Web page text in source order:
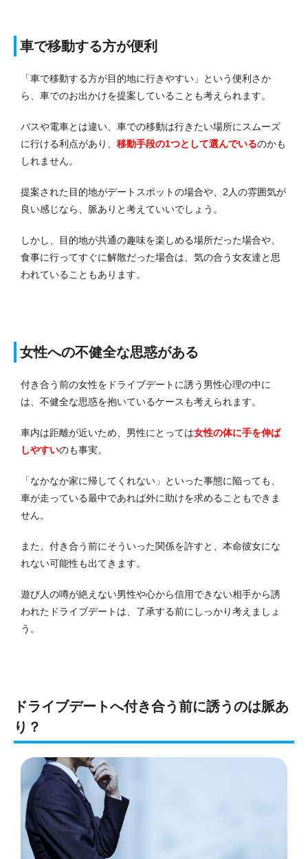
車で移動する方が便利
「車で移動する方が目的地に行きやすい」という便利さか
ら、車でのお出かけを提案していることも考えられます。
バスや電車とは違い、車での移動は行きたい場所にスムーズ
に行ける利点があり、 移動手段の1つとして選んでいるのかも
しれません。
提案された目的地がデートスポットの場合や、2人の雰囲気が
良い感じなら、脈ありと考えていいでしょう。
しかし、目的地が共通の趣味を楽しめる場所だった場合や、
食事に行ってすぐに解散だった場合は、気の合う女友達と思
われていることもあります。
女性への不健全な思惑がある
付き合う前の女性をドライブデートに誘う男性心理の中に
は、不健全な思惑を抱いているケースも考えられます。
車内は距離が近いため、男性にとっては女性の体に手を伸ば
しやすいのも事実。
「なかなか家に帰してくれない」といった事態に陥っても、
車が走っている最中であれば外に助けを求めることもできま
せん。
また、付き合う前にそういった関係を許すと、本命彼女にな
れない可能性も出てきます。
遊び人の噂が絶えない男性や心から信用できない相手から誘
われたドライブデートは、了承する前にしっかり考えましょ
う。
ドライブデートへ付き合う前に誘うのは脈あ
り？